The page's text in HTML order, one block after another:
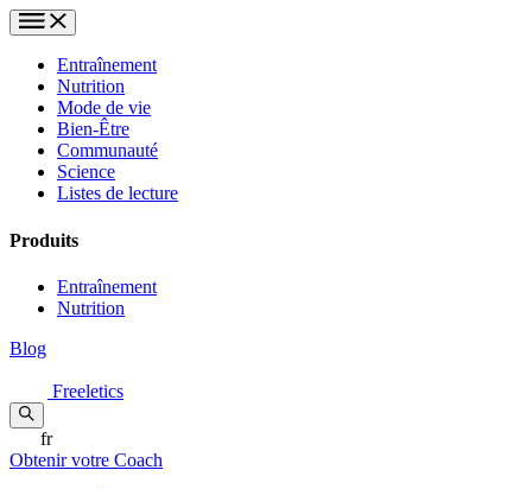
Entraînement
Nutrition
Mode de vie
Bien-Être
Communauté
Science
Listes de lecture
Produits
Entraînement
Nutrition
Blog
Freeletics
fr
Obtenir votre Coach